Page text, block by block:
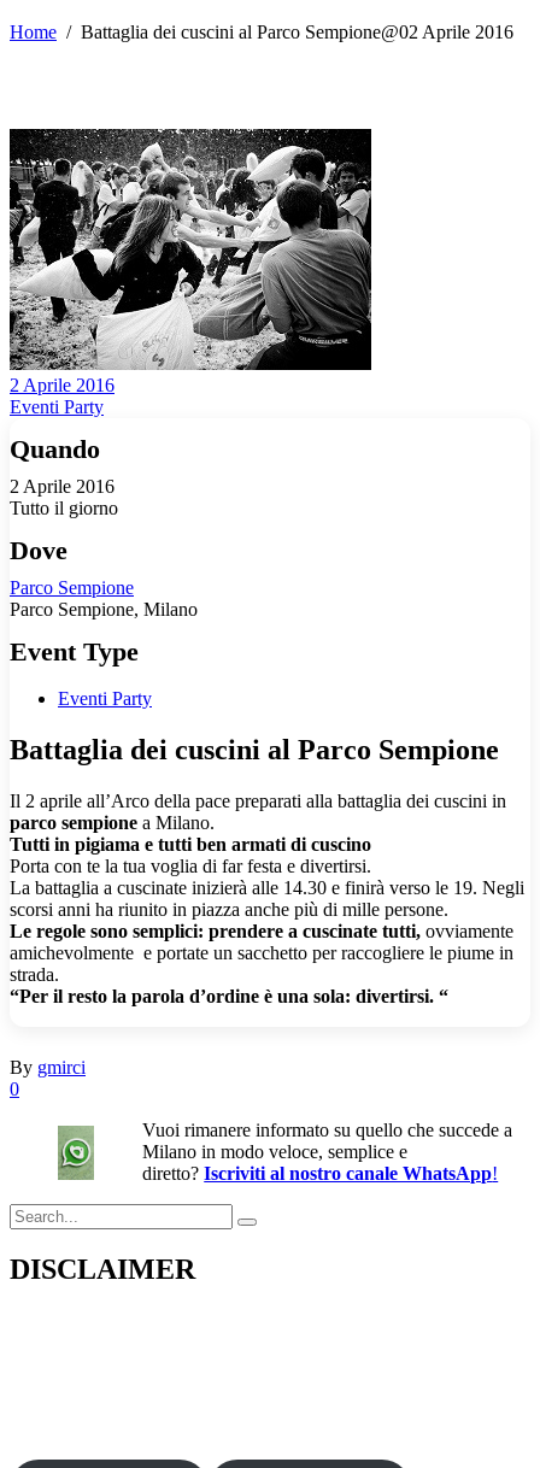
Home / Battaglia dei cuscini al Parco Sempione@02 Aprile 2016
2 Aprile 2016
Eventi Party
Quando
2 Aprile 2016
Tutto il giorno
Dove
Parco Sempione
Parco Sempione, Milano
Event Type
Eventi Party
Battaglia dei cuscini al Parco Sempione
Il 2 aprile all’Arco della pace preparati alla battaglia dei cuscini in
parco sempione a Milano.
Tutti in pigiama e tutti ben armati di cuscino
Porta con te la tua voglia di far festa e divertirsi.
La battaglia a cuscinate inizierà alle 14.30 e finirà verso le 19. Negli
scorsi anni ha riunito in piazza anche più di mille persone.
Le regole sono semplici: prendere a cuscinate tutti, ovviamente
amichevolmente e portate un sacchetto per raccogliere le piume in
strada.
“Per il resto la parola d’ordine è una sola: divertirsi. “
By gmirci
0
Vuoi rimanere informato su quello che succede a
Milano in modo veloce, semplice e
diretto?Iscriviti al nostro canale WhatsApp!
Search
for:
DISCLAIMER